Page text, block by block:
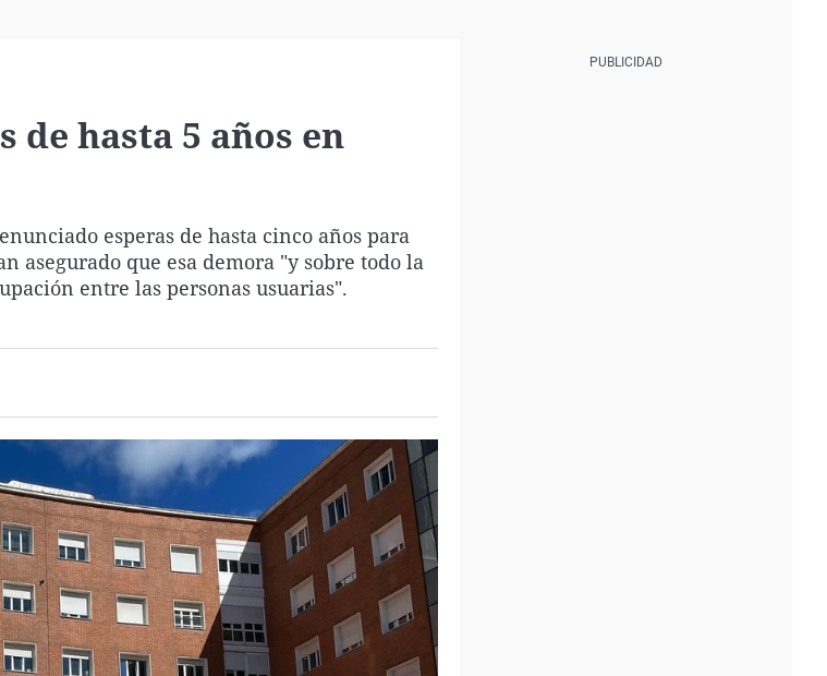
de hasta 5 años en
esperas de hasta cinco años para
asegurado que esa demora "y sobre todo la
entre las personas usuarias".